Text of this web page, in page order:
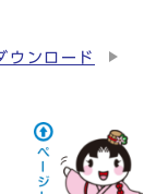
ウンロード